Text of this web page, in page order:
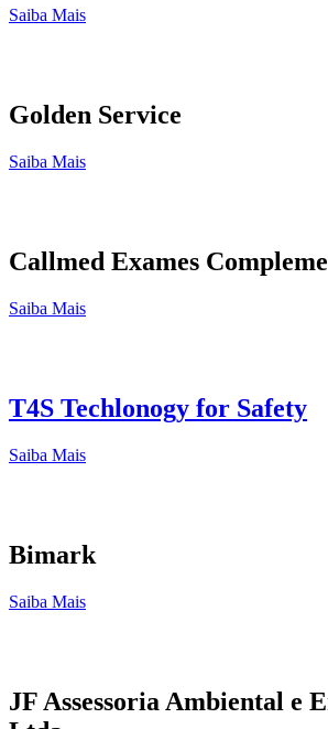
Saiba Mais
Golden Service
Saiba Mais
Callmed Exames
Saiba Mais
T4S Techlonogy for Safety
Saiba Mais
Bimark
Saiba Mais
JF Assessoria Ambiental e